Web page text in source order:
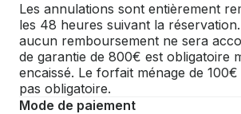
Les annulations sont entièrement
les 48 heures suivant la
aucun remboursement ne sera
de garantie de 800€ est obligatoire
encaissé. Le forfait ménage de
pas obligatoire.
Mode de paiement